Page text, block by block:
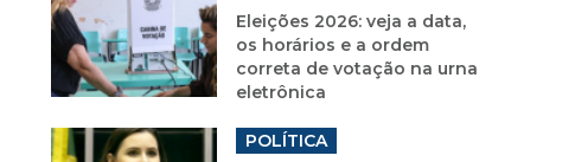
Eleições 2026: veja a data,
os horários e a ordem
correta de votação na urna
eletrônica
POLÍTICA